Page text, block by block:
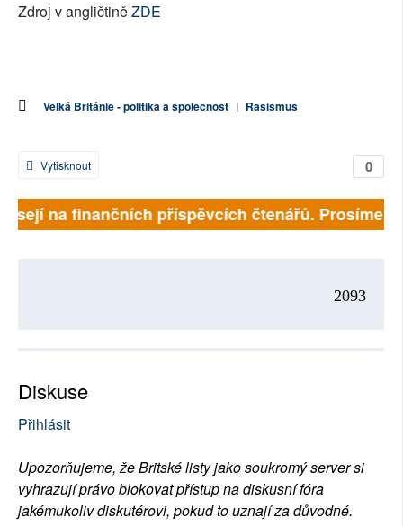
Zdroj v angličtiněZDE
Velká Británie - politika a společnost | Rasismus
0
Vytisknout
na finančních příspěvcích čtenářů. Prosíme,
2093
Diskuse
Přihlásit
Upozorňujeme, že Britské listy jako soukromý server si
vyhrazují právo blokovat přístup na diskusní fóra
jakémukoliv diskutérovi, pokud to uznají za důvodné.